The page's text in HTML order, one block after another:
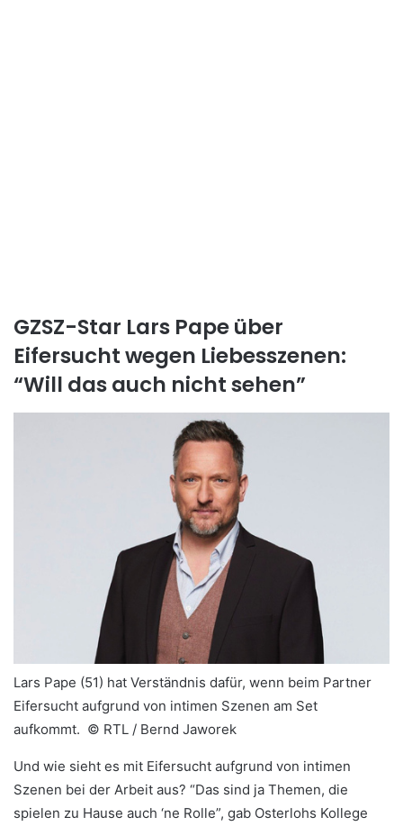
GZSZ-Star Lars Pape über
Eifersucht wegen Liebesszenen:
“Will das auch nicht sehen”
Lars Pape (51) hat Verständnis dafür, wenn beim Partner
Eifersucht aufgrund von intimen Szenen am Set
aufkommt. © RTL / Bernd Jaworek
Und wie sieht es mit Eifersucht aufgrund von intimen
Szenen bei der Arbeit aus? “Das sind ja Themen, die
spielen zu Hause auch ‘ne Rolle”, gab Osterlohs Kollege